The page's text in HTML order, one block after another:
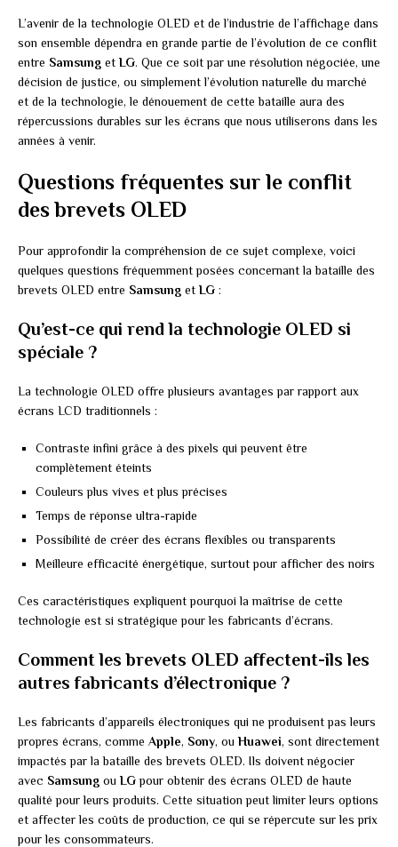
L’avenir de la technologie OLED et de l’industrie de l’affichage dans
son ensemble dépendra en grande partie de l’évolution de ce conflit
entre Samsung etLG. Que ce soit par une résolution négociée, une
décision de justice, ou simplement l’évolution naturelle du marché
et de la technologie, le dénouement de cette bataille aura des
répercussions durables sur les écrans que nous utiliserons dans les
années à venir.
Questions fréquentes sur le conflit
des brevets OLED
Pour approfondir la compréhension de ce sujet complexe, voici
quelques questions fréquemment posées concernant la bataille des
brevets OLED entre Samsung etLG :
Qu’est-ce qui rend la technologie OLED si
spéciale ?
La technologie OLED offre plusieurs avantages par rapport aux
écrans LCD traditionnels :
Contraste infini grâce à des pixels qui peuvent être
complètement éteints
Couleurs plus vives et plus précises
Temps de réponse ultra-rapide
Possibilité de créer des écrans flexibles ou transparents
Meilleure efficacité énergétique, surtout pour afficher des noirs
Ces caractéristiques expliquent pourquoi la maîtrise de cette
technologie est si stratégique pour les fabricants d’écrans.
Comment les brevets OLED affectent-ils les
autres fabricants d’électronique ?
Les fabricants d’appareils électroniques qui ne produisent pas leurs
propres écrans, comme Apple, Sony, ouHuawei, sont directement
impactés par la bataille des brevets OLED. Ils doivent négocier
avec Samsung ouLGpour obtenir des écrans OLED de haute
qualité pour leurs produits. Cette situation peut limiter leurs options
et affecter les coûts de production, ce qui se répercute sur les prix
pour les consommateurs.